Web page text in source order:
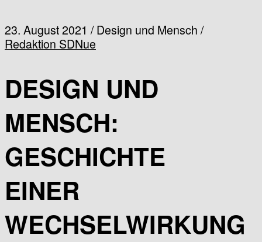
23. August 2021 / Design und Mensch /
Redaktion SDNue
DESIGN UND
MENSCH:
GESCHICHTE
EINER
WECHSELWIRKUNG